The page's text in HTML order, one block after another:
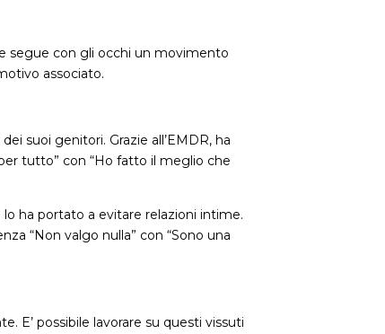
segue con gli occhi un movimento
associato.
suoi genitori. Grazie all’EMDR, ha
tutto” con “Ho fatto il meglio che
ha portato a evitare relazioni intime.
“Non valgo nulla” con “Sono una
E’ possibile lavorare su questi vissuti